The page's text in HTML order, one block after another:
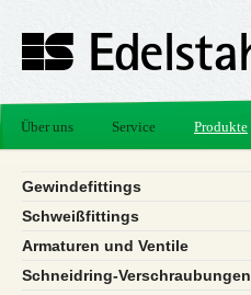
Über uns Service Produkte
Gewindefittings
Schweißfittings
Armaturen und Ventile
Schneidring-Verschraubungen